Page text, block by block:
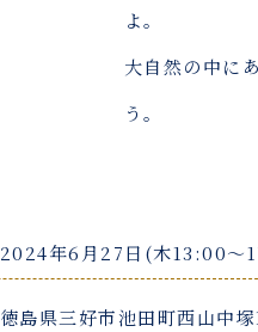
よ。
大自然の中に
う。
2024年6月27日(木13:00〜
徳島県三好市池田町西山中